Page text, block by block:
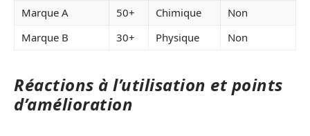
Marque A 50+ Chimique
Non
Marque B
30+ Physique Non
Réactions à l’utilisation et points
d’amélioration